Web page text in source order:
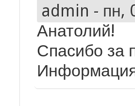
admin - пн,
Анатолий!
Спасибо за